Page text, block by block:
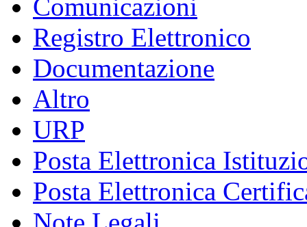
Comunicazioni
Registro Elettronico
Documentazione
Altro
URP
Posta Elettronica
Posta Elettronica